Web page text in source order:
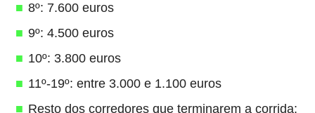
8º: 7.600 euros
9º: 4.500 euros
10º: 3.800 euros
11º-19º: entre 3.000 e 1.100 euros
Resto dos corredores que terminarem a corrida: